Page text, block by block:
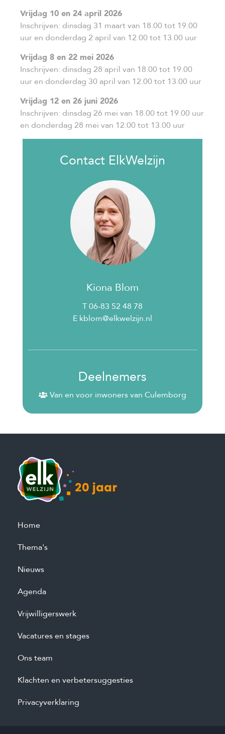
Vrijdag 10 en 24 april 2026
Inschrijven: dinsdag 31 maart van 18.00 tot 19.00
uur en donderdag 2 april van 12.00 tot 13.00 uur
Vrijdag 8 en 22 mei 2026
Inschrijven: dinsdag 28 april van 18.00 tot 19.00
uur en donderdag 30 april van 12.00 tot 13.00 uur
Vrijdag 12 en 26 juni 2026
Inschrijven: dinsdag 26 mei van 18.00 tot 19.00 uur
en donderdag 28 mei van 12.00 tot 13.00 uur
Contact ElkWelzijn
Kiona Blom
T 06-83 52 48 78
E kblom@elkwelzijn.nl
Deelnemers
Van en voor inwoners van Culemborg
Home
Thema's
Nieuws
Agenda
Vrijwilligerswerk
Vacatures en stages
Ons team
Klachten en verbetersuggesties
Privacyverklaring